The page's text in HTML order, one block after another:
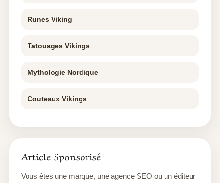
Runes Viking
Tatouages Vikings
Mythologie Nordique
Couteaux Vikings
Article Sponsorisé
Vous êtes une marque, une agence SEO ou un éditeur